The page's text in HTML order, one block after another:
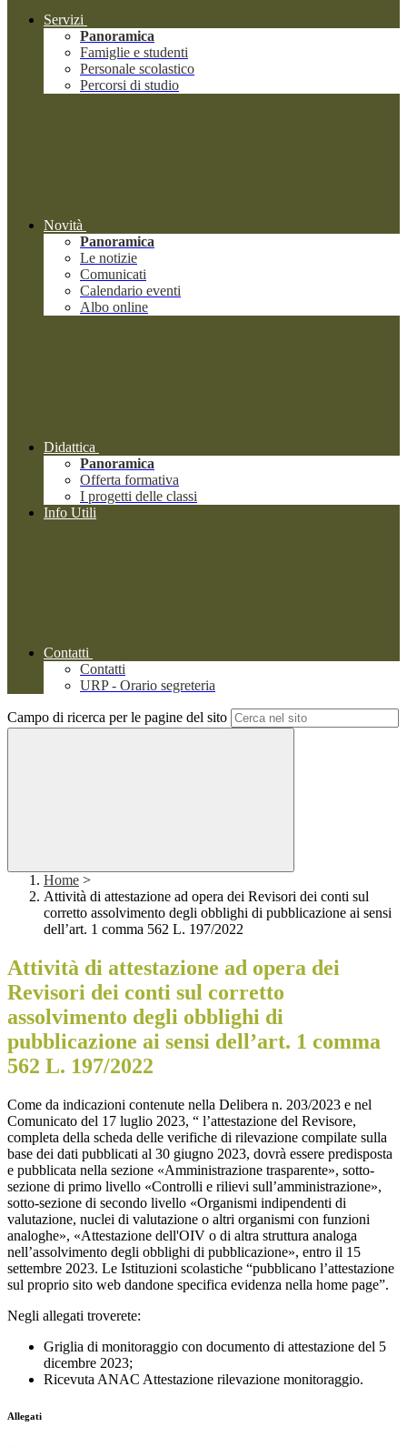
Servizi
Panoramica
Famiglie e studenti
Personale scolastico
Percorsi di studio
Novità
Panoramica
Le notizie
Comunicati
Calendario eventi
Albo online
Didattica
Panoramica
Offerta formativa
I progetti delle classi
Info Utili
Contatti
Contatti
URP - Orario segreteria
Campo di ricerca per le pagine del sito
Home >
Attività di attestazione ad opera dei Revisori dei conti sul
corretto assolvimento degli obblighi di pubblicazione ai sensi
dell’art. 1 comma 562 L. 197/2022
Attività di attestazione ad opera dei
Revisori dei conti sul corretto
assolvimento degli obblighi di
pubblicazione ai sensi dell’art. 1 comma
562 L. 197/2022
Come da indicazioni contenute nella Delibera n. 203/2023 e nel
Comunicato del 17 luglio 2023, “ l’attestazione del Revisore,
completa della scheda delle verifiche di rilevazione compilate sulla
base dei dati pubblicati al 30 giugno 2023, dovrà essere predisposta
e pubblicata nella sezione «Amministrazione trasparente», sotto-
sezione di primo livello «Controlli e rilievi sull’amministrazione»,
sotto-sezione di secondo livello «Organismi indipendenti di
valutazione, nuclei di valutazione o altri organismi con funzioni
analoghe», «Attestazione dell'OIV o di altra struttura analoga
nell’assolvimento degli obblighi di pubblicazione», entro il 15
settembre 2023. Le Istituzioni scolastiche “pubblicano l’attestazione
sul proprio sito web dandone specifica evidenza nella home page”.
Negli allegati troverete:
Griglia di monitoraggio con documento di attestazione del 5
dicembre 2023;
Ricevuta ANAC Attestazione rilevazione monitoraggio.
Allegati